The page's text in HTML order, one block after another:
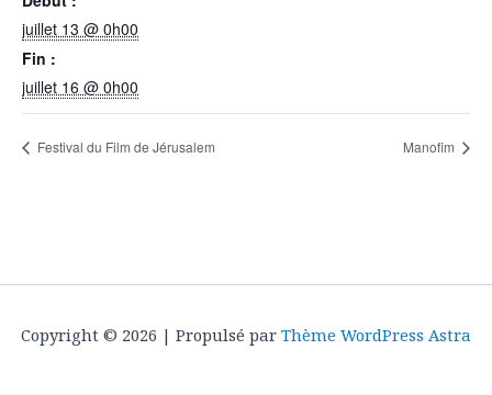
juillet 13 @ 0h00
Fin :
juillet 16 @ 0h00
Festival du Film de Jérusalem Manofim
Copyright © 2026 | Propulsé par Thème WordPress Astra